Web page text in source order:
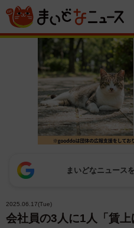
まいどなニュース
2025.06.17(Tue)
会社員の3人に1人「賃